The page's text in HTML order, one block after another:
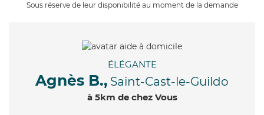
Sous réserve de leur disponibilité au moment de la demande
ÉLÉGANTE
Agnès B., Saint-Cast-le-Guildo
à 5km de chez Vous